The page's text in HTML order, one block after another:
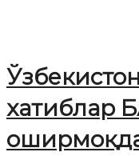
хатиблар